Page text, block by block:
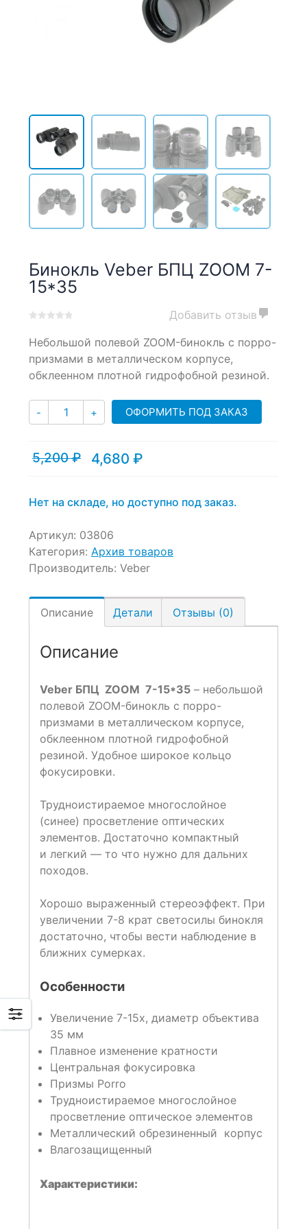
Бинокль Veber БПЦ ZOOM 7-
15*35
out
based
on
Добавить отзыв
Небольшой полевой ZOOM-бинокль с порро-
призмами в металлическом корпусе,
обклеенном плотной гидрофобной резиной.
- Количество
+ ОФОРМИТЬ ПОД ЗАКАЗ
5,200₽
Первоначальная
5,200 ₽.
4,680 ₽
Текущая
Нет на складе, но доступно под заказ.
Артикул: 03806
Категория: Архив товаров
Производитель: Veber
Описание Детали Отзывы (0)
Описание
Veber БПЦ ZOOM 7-15*35 – небольшой
полевой ZOOM-бинокль с порро-
призмами в металлическом корпусе,
обклеенном плотной гидрофобной
резиной. Удобное широкое кольцо
фокусировки.
Трудноистираемое многослойное
(синее) просветление оптических
элементов. Достаточно компактный
и легкий — то что нужно для дальних
походов.
Хорошо выраженный стереоэффект. При
увеличении 7-8 крат светосилы бинокля
достаточно, чтобы вести наблюдение в
ближних сумерках.
Особенности
Увеличение 7-15х, диаметр объектива
35 мм
Плавное изменение кратности
Центральная фокусировка
Призмы Porro
Трудноистираемое многослойное
просветление оптическое элементов
Металлический обрезиненный корпус
Влагозащищенный
Характеристики: